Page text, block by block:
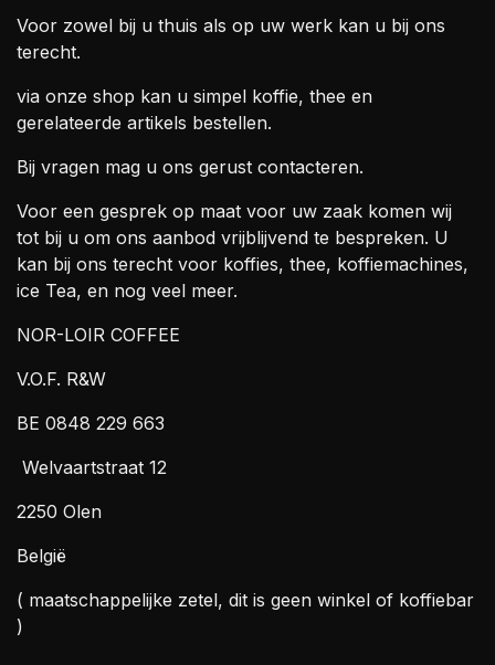
Voor zowel bij u thuis als op uw werk kan u bij ons
terecht.
via onze shop kan u simpel koffie, thee en
gerelateerde artikels bestellen.
Bij vragen mag u ons gerust contacteren.
Voor een gesprek op maat voor uw zaak komen wij
tot bij u om ons aanbod vrijblijvend te bespreken. U
kan bij ons terecht voor koffies, thee, koffiemachines,
ice Tea, en nog veel meer.
NOR-LOIR COFFEE
V.O.F. R&W
BE 0848 229 663
Welvaartstraat 12
2250 Olen
België
( maatschappelijke zetel, dit is geen winkel of koffiebar
)